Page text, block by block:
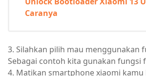
Caranya
3. Silahkan pilih mau menggunakan
Sebagai contoh kita gunakan fungsi
4. Matikan smartphone xiaomi kamu